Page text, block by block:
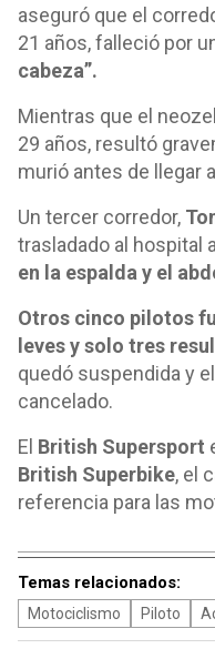
aseguró que el
21 años, falleció por
cabeza”.
Mientras que el
29 años, resultó
murió antes de llegar
Un tercer corredor,
trasladado al hospital
en la espalda y el
Otros cinco pilotos
leves y solo tres
quedó suspendida y
cancelado.
El British Supersport
British Superbike, el
referencia para las
Temas relacionados:
Motociclismo Piloto